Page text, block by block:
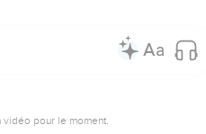
pour le moment.